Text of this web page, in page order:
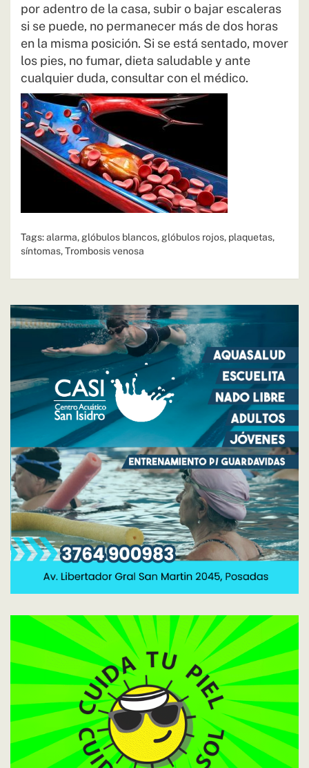
por adentro de la casa, subir o bajar escaleras
si se puede, no permanecer más de dos horas
en la misma posición. Si se está sentado, mover
los pies, no fumar, dieta saludable y ante
cualquier duda, consultar con el médico.
Tags:alarma, glóbulos blancos, glóbulos rojos, plaquetas,
síntomas,Trombosis venosa